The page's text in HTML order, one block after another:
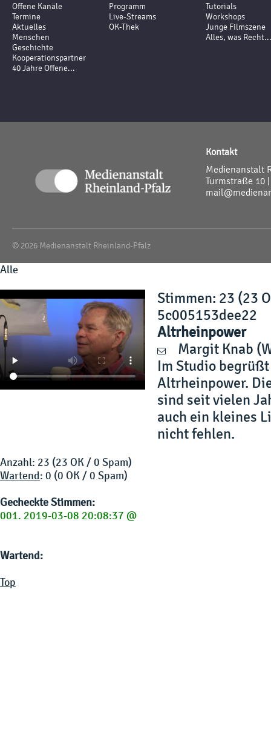
Offene Kanäle
Termine
Aktuelles
Menschen
Geschichte
Kooperationspartner
40 Jahre Offene...
Programm
Live-Streams
OK-Thek
Tutorials
Workshops
Junge Filmszene
Alles, was Recht...
Kontakt
Medienanstalt
Turmstraße 10
© 2026 Medienanstalt Rheinland-Pfalz
Alle
Stimmen: 23 (23
5c005153dee22
Altrheinpower
Margit Knab
Im Studio
Altrheinpower.
sind seit vielen
auch ein kleines
nicht fehlen.
Anzahl: 23 (23 OK / 0 Spam)
Wartend: 0 (0 OK / 0 Spam)
Gecheckte Stimmen:
001. 2019-03-08 20:08:37 @
Wartend:
Top